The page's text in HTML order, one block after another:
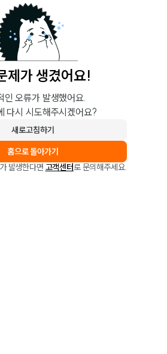
제가 생겼어요!
인 오류가 발생했어요.
다시 시도해주시겠어요?
새로고침하기
홈으로 돌아가기
발생한다면 고객센터로 문의해주세요.